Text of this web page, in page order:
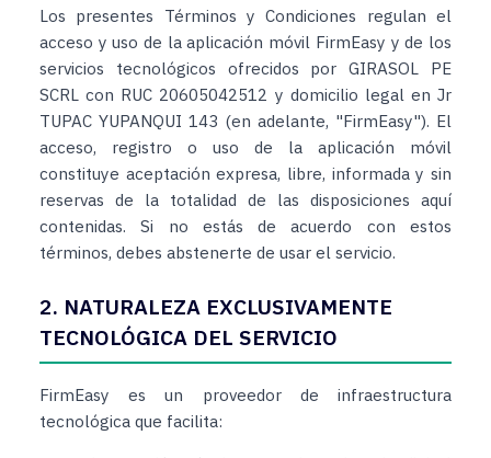
Los presentes Términos y Condiciones regulan el
acceso y uso de la aplicación móvil FirmEasy y de los
servicios tecnológicos ofrecidos por GIRASOL PE
SCRL con RUC 20605042512 y domicilio legal en Jr
TUPAC YUPANQUI 143 (en adelante, "FirmEasy"). El
acceso, registro o uso de la aplicación móvil
constituye aceptación expresa, libre, informada y sin
reservas de la totalidad de las disposiciones aquí
contenidas. Si no estás de acuerdo con estos
términos, debes abstenerte de usar el servicio.
2. NATURALEZA EXCLUSIVAMENTE
TECNOLÓGICA DEL SERVICIO
FirmEasy es un proveedor de infraestructura
tecnológica que facilita: